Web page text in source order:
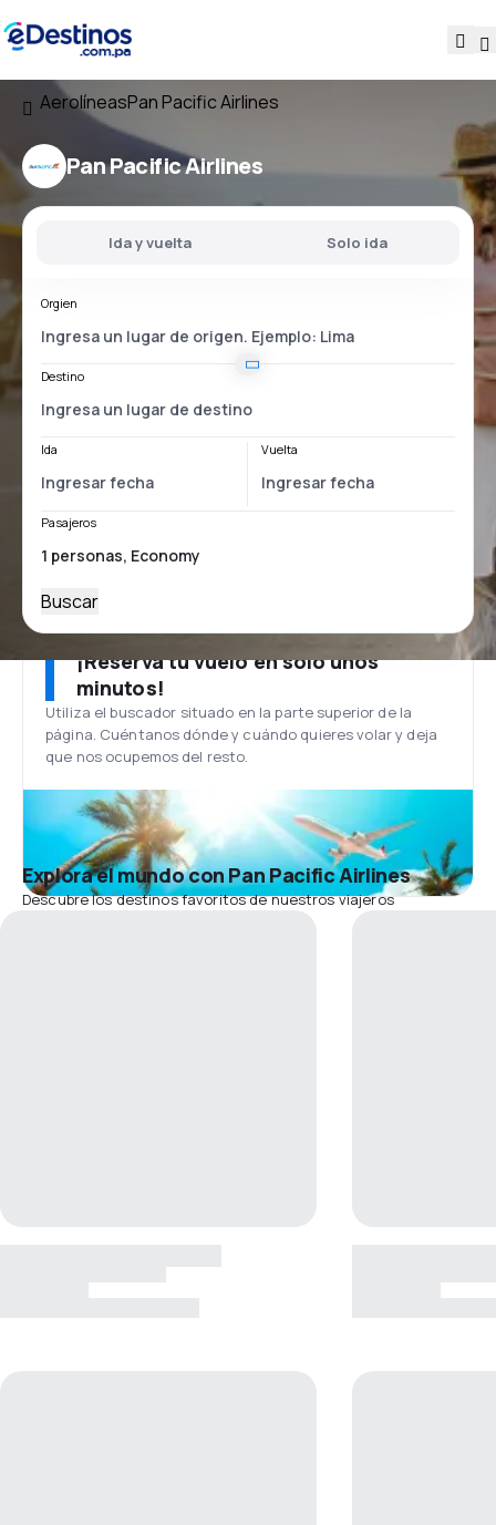
AerolíneasPan Pacific Airlines
Pan Pacific Airlines
Ida y vuelta Solo ida
Orgien
Destino
Ida Vuelta
Pasajeros
Buscar
¡Reserva tu vuelo en solo unos
minutos!
Utiliza el buscador situado en la parte superior de la
página. Cuéntanos dónde y cuándo quieres volar y deja
que nos ocupemos del resto.
Explora el mundo con Pan Pacific Airlines
Descubre los destinos favoritos de nuestros viajeros